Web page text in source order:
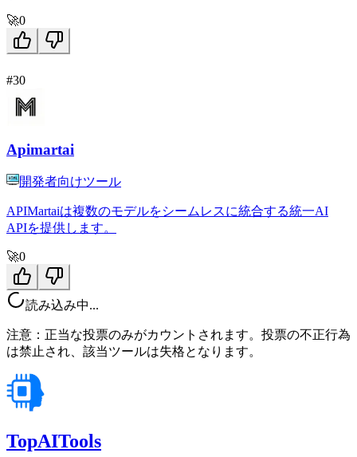
🚀0
#30
Apimartai
開発者向けツール
APIMartaiは複数のモデルをシームレスに統合する統一AI
APIを提供します。
🚀0
読み込み中...
注意：正当な投票のみがカウントされます。投票の不正行為
は禁止され、該当ツールは失格となります。
TopAITools